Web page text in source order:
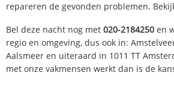
repareren de gevonden problemen.
Bel deze nacht nog met 020-2184250 en
regio en omgeving, dus ook in:
Aalsmeer en uiteraard in 1011 TT
met onze vakmensen werkt dan is de